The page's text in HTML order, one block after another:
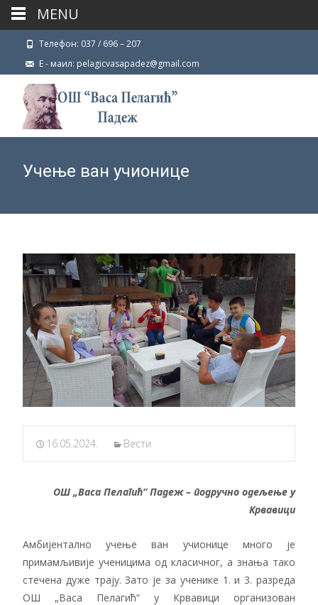
Телефон: 037 / 696 – 207
Е - маил: pelagicvasapadez@gmail.com
Учење ван учионице
16.05.2024. Вести
ОШ „Васа Пелагић“ Падеж – подручно одељење у
Крвавици
Амбијентално учење ван учионице много је
примамљивије ученицима од класичног, а знања тако
стечена дуже трају. Зато је за ученике 1. и 3. разреда
ОШ „Васа Пелагић“ у Крвавици организован
MENU